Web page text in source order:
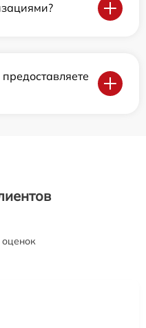
оценок